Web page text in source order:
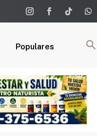
Populares